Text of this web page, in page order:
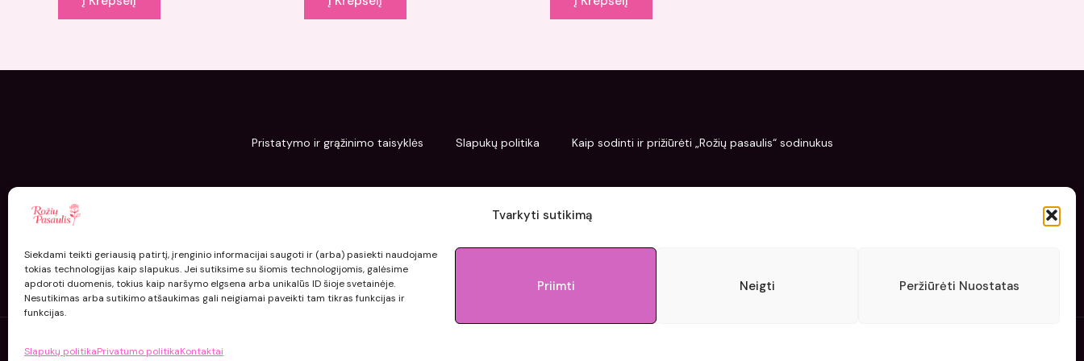
Tvarkyti sutikimą
Siekdami teikti geriausią patirtį, įrenginio informacijai saugoti ir (arba) pasiekti naudojame
tokias technologijas kaip slapukus. Jei sutiksime su šiomis technologijomis, galėsime
apdoroti duomenis, tokius kaip naršymo elgsena arba unikalūs ID šioje svetainėje.
Nesutikimas arba sutikimo atšaukimas gali neigiamai paveikti tam tikras funkcijas ir
funkcijas.
Priimti Neigti Peržiūrėti Nuostatas
Slapukų politikaPrivatumo politikaKontaktai
Pristatymo ir grąžinimo taisyklės Slapukų politika Kaip sodinti ir prižiūrėti „Rožių pasaulis“ sodinukus